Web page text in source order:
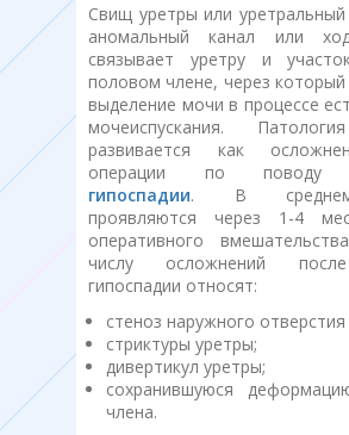
Свищ уретры или
аномальный канал или
связывает уретру и
половом члене, через который
выделение мочи в процессе
мочеиспускания.
развивается как
операции по поводу
гипоспадии. В
проявляются через 1-4
оперативного
числу осложнений
гипоспадии относят:
стеноз наружного
стриктуры уретры;
дивертикул уретры;
сохранившуюся
члена.